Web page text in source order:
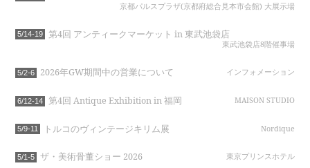
京都パルスプラザ(京都府総合見本市会館) 大展示場
5/14-19 第4回 アンティークマーケット in 東武池袋店
東武池袋店8階催事場
5/2-6 2026年GW期間中の営業について インフォメーション
6/12-14 第4回 Antique Exhibition in 福岡 MAISON STUDIO
5/9-11 トルコのヴィンテージキリム展 Nordique
5/1-5 ザ・美術骨董ショー 2026 東京プリンスホテル